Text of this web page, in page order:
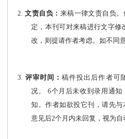
2.文责自负： 来稿一律文责自负
定，本刊可对来稿进行文字修
改，则提请作者考虑。如不同
3.评审时间：稿件投出后作者可
况。 6个月 后未收到录用通知
知。作者如欲投它刊，请先与
意见后2个月 内未回复，视为自